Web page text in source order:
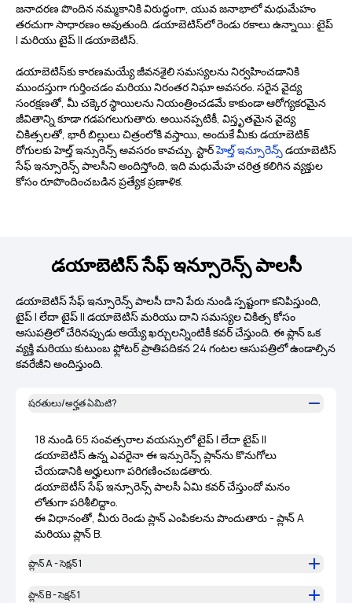
జనాదరణ పొందిన నమ్మకానికి విరుద్ధంగా, యువ జనాభాలో మధుమేహం
తరచుగా సాధారణం అవుతుంది. డయాబెటిస్‌లో రెండు రకాలు ఉన్నాయి: టైప్
I మరియు టైప్ II డయాబెటిస్.
డయాబెటిస్‌కు కారణమయ్యే జీవనశైలి సమస్యలను నిర్వహించడానికి
ముందస్తుగా గుర్తించడం మరియు నిరంతర నిఘా అవసరం. సరైన వైద్య
సంరక్షణతో, మీ చక్కెర స్థాయిలను నియంత్రించడమే కాకుండా ఆరోగ్యకరమైన
జీవితాన్ని కూడా గడపగలుగుతారు. అయినప్పటికీ, విస్తృతమైన వైద్య
చికిత్సలతో, భారీ బిల్లులు చిత్రంలోకి వస్తాయి, అందుకే మీకు డయాబెటిక్
రోగులకు హెల్త్ ఇన్సురెన్స్ అవసరం కావచ్చు. స్టార్హెల్త్ ఇన్సూరెన్స్డయాబెటిస్
సేఫ్ ఇన్సూరెన్స్ పాలసీని అందిస్తోంది, ఇది మధుమేహ చరిత్ర కలిగిన వ్యక్తుల
కోసం రూపొందించబడిన ప్రత్యేక ప్రణాళిక.
డయాబెటిస్ సేఫ్ ఇన్సూరెన్స్ పాలసీ
డయాబెటిస్ సేఫ్ ఇన్సూరెన్స్ పాలసీ దాని పేరు నుండి స్పష్టంగా కనిపిస్తుంది,
టైప్ I లేదా టైప్ II డయాబెటిస్ మరియు దాని సమస్యల చికిత్స కోసం
ఆసుపత్రిలో చేరినప్పుడు అయ్యే ఖర్చులన్నింటికీ కవర్ చేస్తుంది. ఈ ప్లాన్ ఒక
వ్యక్తి మరియు కుటుంబ ఫ్లోటర్ ప్రాతిపదికన 24 గంటల ఆసుపత్రిలో ఉండాల్సిన
కవరేజీని అందిస్తుంది.
షరతులు/అర్హత ఏమిటి?
18 నుండి 65 సంవత్సరాల వయస్సులో టైప్ I లేదా టైప్ II
డయాబెటిస్ ఉన్న ఎవరైనా ఈ ఇన్సురెన్స్ ప్లాన్‌ను కొనుగోలు
చేయడానికి అర్హులుగా పరిగణించబడతారు.
డయాబెటీస్ సేఫ్ ఇన్సూరెన్స్ పాలసీ ఏమి కవర్ చేస్తుందో మనం
లోతుగా పరిశీలిద్దాం.
ఈ విధానంతో, మీరు రెండు ప్లాన్ ఎంపికలను పొందుతారు - ప్లాన్ A
మరియు ప్లాన్ B.
ప్లాన్ A - సెక్షన్ 1
ప్లాన్ B - సెక్షన్ 1